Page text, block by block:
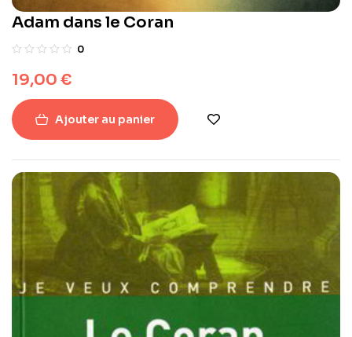
Adam dans le Coran
0
19,00 €
Ajouter au panier